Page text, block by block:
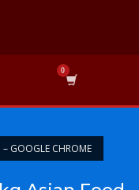
GOOGLE CHROME